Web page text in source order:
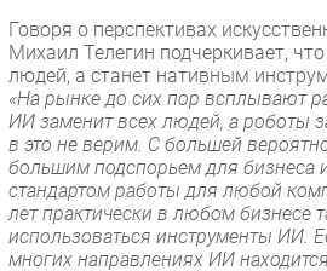
Говоря о перспективах
Михаил Телегин подчеркивает,
людей, а станет нативным
«На рынке до сих пор всплывают
ИИ заменит всех людей, а роботы
в это не верим. С большей
большим подспорьем для бизнеса
стандартом работы для любой
лет практически в любом бизнесе
использоваться инструменты ИИ.
многих направлениях ИИ